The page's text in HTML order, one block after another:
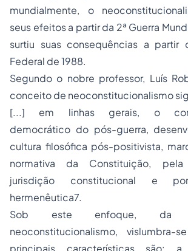
mundialmente, o
seus efeitos a partir da 2ª Guerra
surtiu suas consequências a partir
Federal de 1988.
Segundo o nobre professor, Luís
conceito de neoconstitucionalismo
[...] em linhas gerais, o
democrático do pós-guerra,
cultura filosófica pós-positivista,
normativa da Constituição,
jurisdição constitucional e
hermenêutica7.
Sob este enfoque, da
neoconstitucionalismo, vislumbra-
principais características são: